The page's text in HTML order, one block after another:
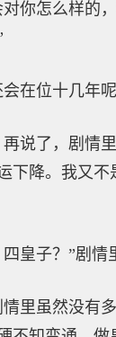
你怎么样的
在位十几年
说了，剧情
下降。我又
皇子？”剧情
里虽然没有